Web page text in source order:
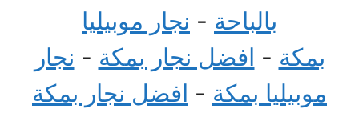
بالباحة - نجار موبيليا
بمكة - افضل نجار بمكة - نجار
موبيليا بمكة - افضل نجار بمكة